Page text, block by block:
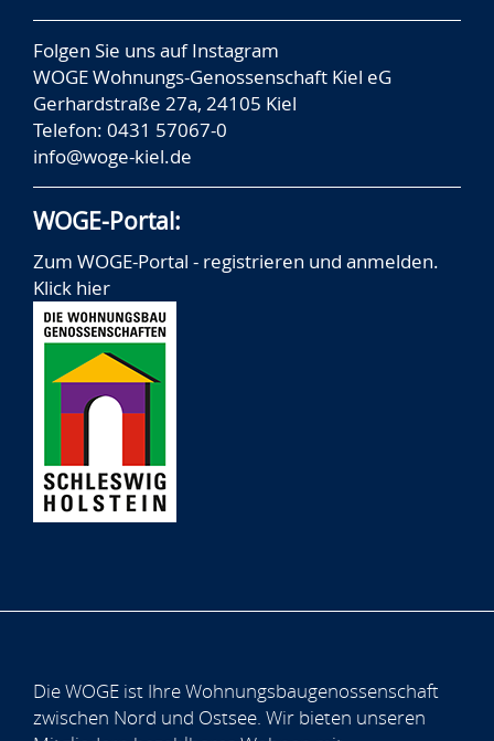
Folgen Sie uns aufInstagram
WOGE Wohnungs-Genossenschaft Kiel eG
Gerhardstraße 27a, 24105 Kiel
Telefon: 0431 57067-0
info@woge-kiel.de
WOGE-Portal:
Zum WOGE-Portal - registrieren und anmelden.
Klick hier
Die WOGE ist Ihre Wohnungsbaugenossenschaft
zwischen Nord und Ostsee. Wir bieten unseren